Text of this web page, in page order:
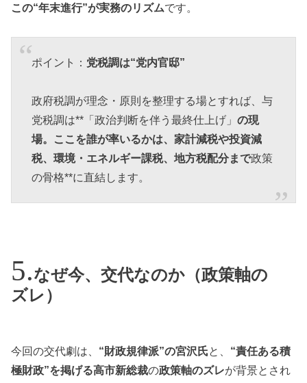
この“年末進行”が実務のリズムです。
ポイント： 党税調は“党内官邸”
政府税調が理念・原則を整理する場とすれば、与
党税調は**「政治判断を伴う最終仕上げ」 の現
場。ここを誰が率いるかは、家計減税や投資減
税、環境・エネルギー課税、地方税配分まで政策
の骨格**に直結します。
なぜ今、交代なのか（政策軸の
ズレ）
今回の交代劇は、 “財政規律派”の宮沢氏と、 “責任ある積
極財政”を掲げる高市新総裁の政策軸のズレが背景とされ